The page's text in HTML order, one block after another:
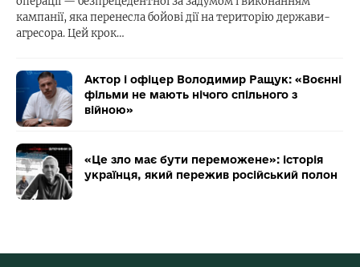
кампанії, яка перенесла бойові дії на територію держави-
агресора. Цей крок…
Актор і офіцер Володимир Ращук: «Воєнні
фільми не мають нічого спільного з
війною»
«Це зло має бути переможене»: історія
українця, який пережив російський полон